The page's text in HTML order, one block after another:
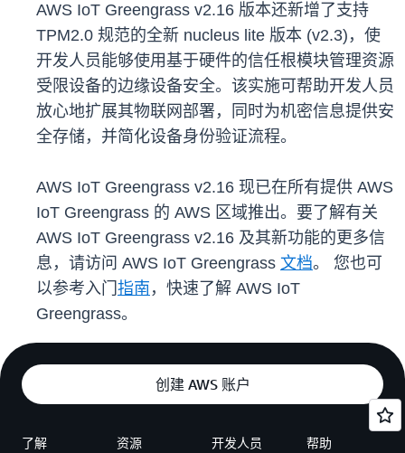
AWS IoT Greengrass v2.16 版本还新增了支持
TPM2.0 规范的全新 nucleus lite 版本 (v2.3)，使
开发人员能够使用基于硬件的信任根模块管理资源
受限设备的边缘设备安全。该实施可帮助开发人员
放心地扩展其物联网部署，同时为机密信息提供安
全存储，并简化设备身份验证流程。
AWS IoT Greengrass v2.16 现已在所有提供 AWS
IoT Greengrass 的 AWS 区域推出。要了解有关
AWS IoT Greengrass v2.16 及其新功能的更多信
息，请访问 AWS IoT Greengrass 文档。 您也可
以参考入门 指南 ，快速了解 AWS IoT
Greengrass。
创建 AWS 账户
了解 资源 开发人员 帮助